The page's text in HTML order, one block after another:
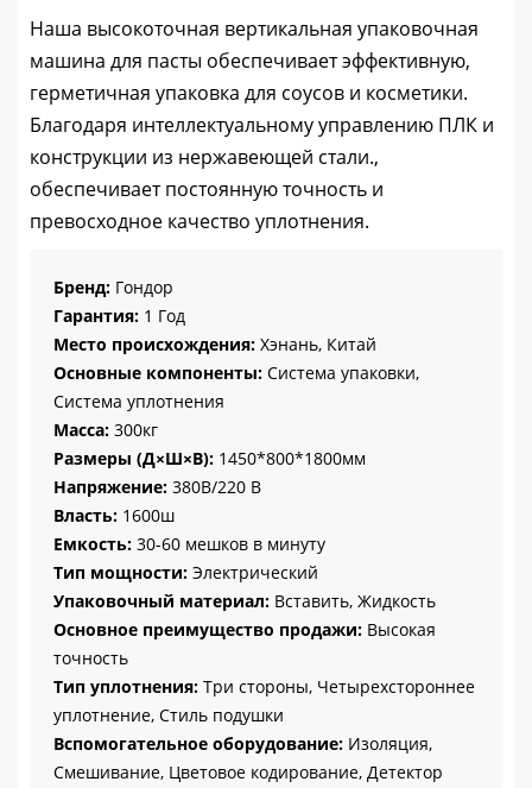
Наша высокоточная вертикальная упаковочная
машина для пасты обеспечивает эффективную,
герметичная упаковка для соусов и косметики.
Благодаря интеллектуальному управлению ПЛК и
конструкции из нержавеющей стали.,
обеспечивает постоянную точность и
превосходное качество уплотнения.
Бренд: Гондор
Гарантия: 1 Год
Место происхождения: Хэнань, Китай
Основные компоненты: Система упаковки,
Система уплотнения
Масса: 300кг
Размеры (Д×Ш×В): 1450*800*1800мм
Напряжение: 380В/220 В
Власть: 1600ш
Емкость: 30-60 мешков в минуту
Тип мощности: Электрический
Упаковочный материал: Вставить, Жидкость
Основное преимущество продажи: Высокая
точность
Тип уплотнения: Три стороны, Четырехстороннее
уплотнение, Стиль подушки
Вспомогательное оборудование: Изоляция,
Смешивание, Цветовое кодирование, Детектор